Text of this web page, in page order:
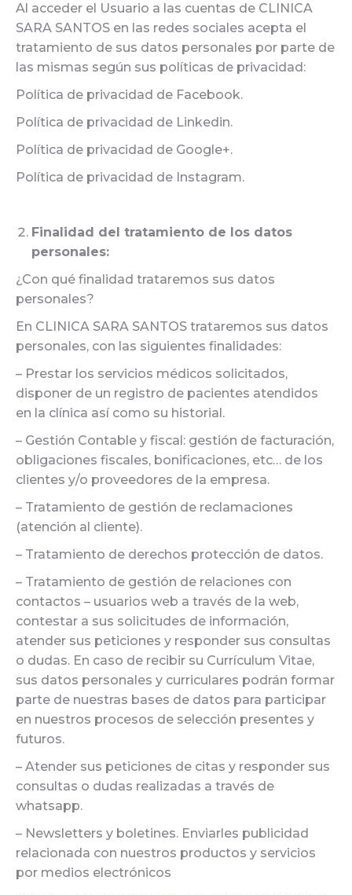
Al acceder el Usuario a las cuentas de CLINICA
SARA SANTOS en las redes sociales acepta el
tratamiento de sus datos personales por parte de
las mismas según sus políticas de privacidad:
Política de privacidad de Facebook.
Política de privacidad de Linkedin.
Política de privacidad de Google+.
Política de privacidad de Instagram.
Finalidad del tratamiento de los datos
personales:
¿Con qué finalidad trataremos sus datos
personales?
En CLINICA SARA SANTOS trataremos sus datos
personales, con las siguientes finalidades:
– Prestar los servicios médicos solicitados,
disponer de un registro de pacientes atendidos
en la clínica así como su historial.
– Gestión Contable y fiscal: gestión de facturación,
obligaciones fiscales, bonificaciones, etc… de los
clientes y/o proveedores de la empresa.
– Tratamiento de gestión de reclamaciones
(atención al cliente).
– Tratamiento de derechos protección de datos.
– Tratamiento de gestión de relaciones con
contactos – usuarios web a través de la web,
contestar a sus solicitudes de información,
atender sus peticiones y responder sus consultas
o dudas. En caso de recibir su Currículum Vitae,
sus datos personales y curriculares podrán formar
parte de nuestras bases de datos para participar
en nuestros procesos de selección presentes y
futuros.
– Atender sus peticiones de citas y responder sus
consultas o dudas realizadas a través de
whatsapp.
– Newsletters y boletines. Enviarles publicidad
relacionada con nuestros productos y servicios
por medios electrónicos